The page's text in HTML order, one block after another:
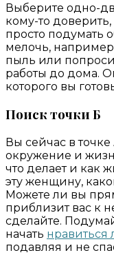
Выберите одно-
кому-то
просто подумать
мелочь,
пыль или
работы до дома.
которого вы
Поиск точки Б
Вы сейчас в
окружение и
что делает и как
эту женщину,
Можете ли вы
приблизит вас к
сделайте.
начать нравиться
подавляя и не